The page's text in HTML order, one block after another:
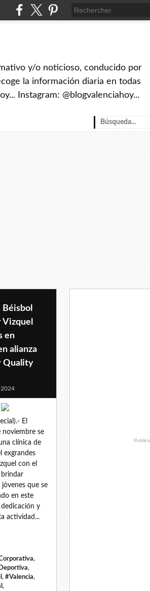
y/o noticioso, conducido por
la información diaria en todas
Instagram: @blogvalenciahoy...
en
alianza
Quality
2024
El
noviembre se
clínica de
exgrandes
con el
que se
en este
y
actividad...
,
,
, #Valencia,
,